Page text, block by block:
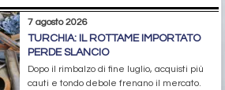
7 agosto 2026
TURCHIA: IL ROTTAME IMPORTATO
PERDE SLANCIO
Dopo il rimbalzo di fine luglio, acquisti più
cauti e tondo debole frenano il mercato.